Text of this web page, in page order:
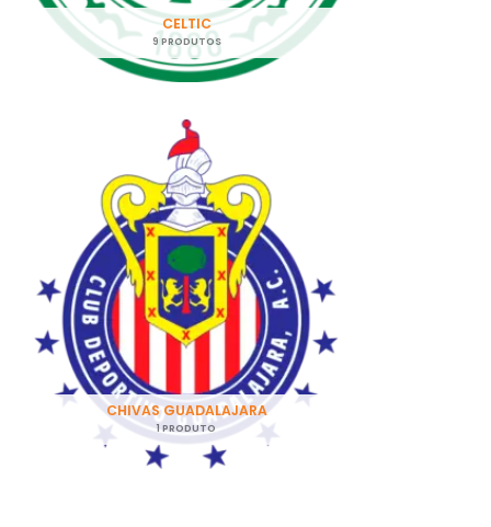
CELTIC
9 PRODUTOS
CHIVAS GUADALAJARA
1 PRODUTO